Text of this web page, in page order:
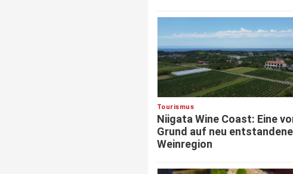
Tourismus
Niigata Wine Coast: Eine
Grund auf neu entstandene
Weinregion